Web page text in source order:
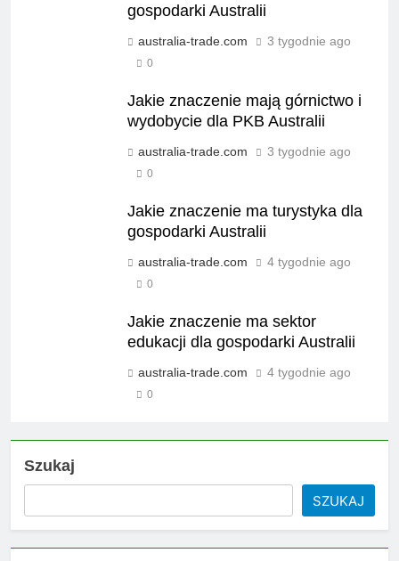
gospodarki Australii
australia-trade.com 3 tygodnie ago
0
Jakie znaczenie mają górnictwo i
wydobycie dla PKB Australii
australia-trade.com 3 tygodnie ago
0
Jakie znaczenie ma turystyka dla
gospodarki Australii
australia-trade.com 4 tygodnie ago
0
Jakie znaczenie ma sektor
edukacji dla gospodarki Australii
australia-trade.com 4 tygodnie ago
0
Szukaj
SZUKAJ